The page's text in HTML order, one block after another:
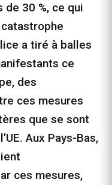
30 %, ce qui
a tiré à balles
ce
des
ces mesures
que se sont
Aux Pays-Bas,
ces mesures,